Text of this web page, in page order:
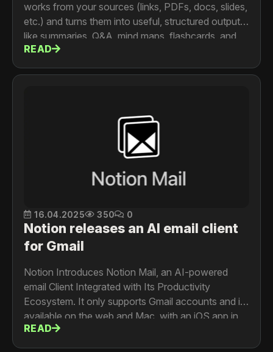
works from your sources (links, PDFs, docs, slides,
etc.) and turns them into useful, structured outputs
like summaries, Q&A, mind maps, flashcards, and
audio-style overviews. It feels different from a
normal chatbot because it stays grounded in the
READ
16.04.2025 350 0
Notion releases an AI email client
for Gmail
Notion Introduces Notion Mail, an AI-powered
email Client Integrated with Its Productivity
Ecosystem. It only supports Gmail accounts and is
available on the web and Mac, with an iOS app in
testing. Android and Windows versions are
expected to launch in 2025.
READ